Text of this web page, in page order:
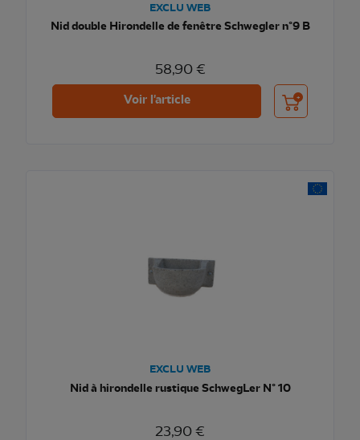
EXCLU WEB
Nid double Hirondelle de fenêtre Schwegler n°9 B
58,90 €
Voir l'article Ajouter au
EXCLU WEB
Nid à hirondelle rustique SchwegLer N° 10
23,90 €